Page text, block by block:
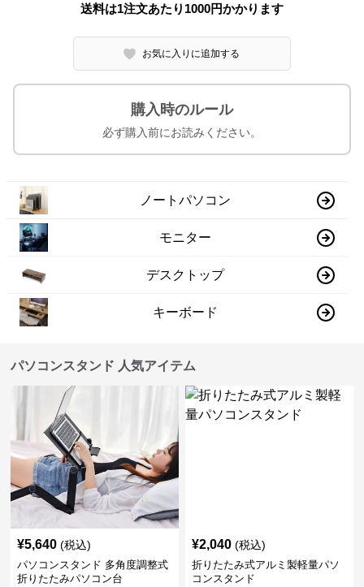
送料は1注文あたり 1000円かかります
お気に入りに追加する
購入時のルール
必ず購入前にお読みください。
ノートパソコン
モニター
デスクトップ
キーボード
パソコンスタンド 人気アイテム
¥5,640 (税込)
パソコンスタンド 多角度調整式
折りたたみパソコン台
¥2,040 (税込)
折りたたみ式アルミ製軽量パソ
コンスタンド